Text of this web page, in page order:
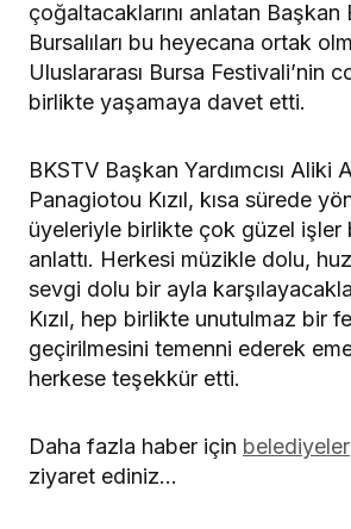
çoğaltacaklarını anlatan
Bursalıları bu heyecana ortak
Uluslararası Bursa Festivali’nin
birlikte yaşamaya davet etti.
BKSTV Başkan Yardımcısı Aliki
Panagiotou Kızıl, kısa sürede
üyeleriyle birlikte çok güzel işler
anlattı. Herkesi müzikle dolu,
sevgi dolu bir ayla
Kızıl, hep birlikte unutulmaz bir
geçirilmesini temenni ederek
herkese teşekkür etti.
Daha fazla haber için belediyeler
ziyaret ediniz…